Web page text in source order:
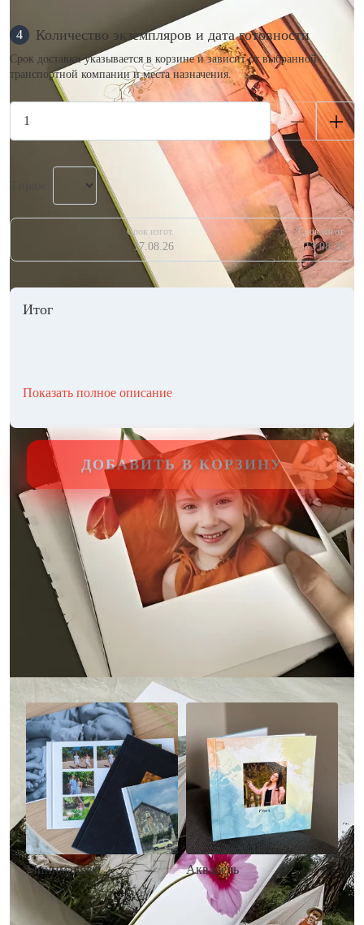
4 Количество экземпляров и дата готовности
Срок доставки указывается в корзине и зависит от выбранной
транспортной компании и места назначения.
Срок изгот.
17.08.26
Срок изгот.
13.08.26
Итог
Показать полное описание
ДОБАВИТЬ В КОРЗИНУ
Другие стили фотокниг
Минимализм
• Без декора
• Выбор цвета фона
Акварель
• Декор в стиле
акварельных красок